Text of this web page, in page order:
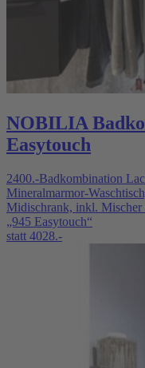
NOBILIA
Easytouch
2400.-Badkombination
Mineralmarmor-
Midischrank, inkl. Mischer
„945 Easytouch“
statt 4028.-